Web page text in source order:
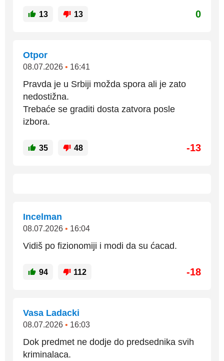
13 13 0
Otpor
08.07.2026 • 16:41
Pravda je u Srbiji možda spora ali je zato
nedostižna.
Trebaće se graditi dosta zatvora posle
izbora.
35 48 -13
Incelman
08.07.2026 • 16:04
Vidiš po fizionomiji i modi da su ćacad.
94 112 -18
Vasa Ladacki
08.07.2026 • 16:03
Dok predmet ne dodje do predsednika svih
kriminalaca.